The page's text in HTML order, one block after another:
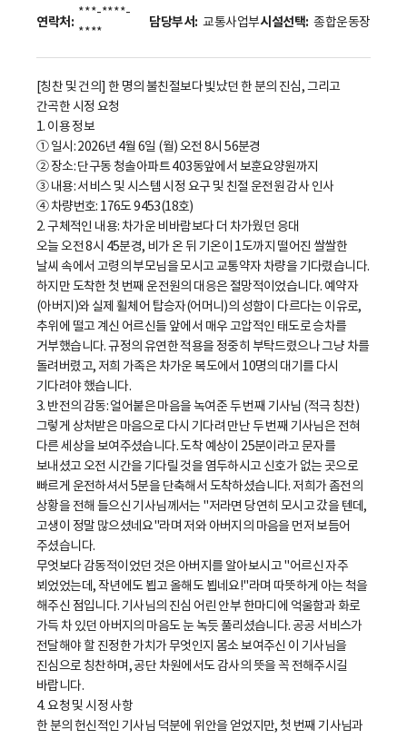
연락처:
***-****-
****
담당부서: 교통사업부시설선택: 종합운동장
[칭찬 및 건의] 한 명의 불친절보다 빛났던 한 분의 진심, 그리고
간곡한 시정 요청
1. 이용 정보
① 일시: 2026년 4월 6일 (월) 오전 8시 56분경
② 장소: 단구동 청솔아파트 403동앞에서 보훈요양원까지
③ 내용: 서비스 및 시스템 시정 요구 및 친절 운전원 감사 인사
④ 차량번호: 176도 9453(18호)
2. 구체적인 내용: 차가운 비바람보다 더 차가웠던 응대
오늘 오전 8시 45분경, 비가 온 뒤 기온이 1도까지 떨어진 쌀쌀한
날씨 속에서 고령의 부모님을 모시고 교통약자 차량을 기다렸습니다.
하지만 도착한 첫 번째 운전원의 대응은 절망적이었습니다. 예약자
(아버지)와 실제 휠체어 탑승자(어머니)의 성함이 다르다는 이유로,
추위에 떨고 계신 어르신들 앞에서 매우 고압적인 태도로 승차를
거부했습니다. 규정의 유연한 적용을 정중히 부탁드렸으나 그냥 차를
돌려버렸고, 저희 가족은 차가운 복도에서 10명의 대기를 다시
기다려야 했습니다.
3. 반전의 감동: 얼어붙은 마음을 녹여준 두 번째 기사님 (적극 칭찬)
그렇게 상처받은 마음으로 다시 기다려 만난 두 번째 기사님은 전혀
다른 세상을 보여주셨습니다. 도착 예상이 25분이라고 문자를
보내셨고 오전 시간을 기다릴 것을 염두하시고 신호가 없는 곳으로
빠르게 운전하셔서 5분을 단축해서 도착하셨습니다. 저희가 좀전의
상황을 전해 들으신 기사님께서는 "저라면 당연히 모시고 갔을 텐데,
고생이 정말 많으셨네요"라며 저와 아버지의 마음을 먼저 보듬어
주셨습니다.
무엇보다 감동적이었던 것은 아버지를 알아보시고 "어르신 자주
뵈었었는데, 작년에도 뵙고 올해도 뵙네요!"라며 따뜻하게 아는 척을
해주신 점입니다. 기사님의 진심 어린 안부 한마디에 억울함과 화로
가득 차 있던 아버지의 마음도 눈 녹듯 풀리셨습니다. 공공 서비스가
전달해야 할 진정한 가치가 무엇인지 몸소 보여주신 이 기사님을
진심으로 칭찬하며, 공단 차원에서도 감사의 뜻을 꼭 전해주시길
바랍니다.
4. 요청 및 시정 사항
한 분의 헌신적인 기사님 덕분에 위안을 얻었지만, 첫 번째 기사님과